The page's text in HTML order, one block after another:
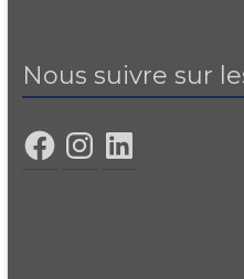
Nous suivre sur